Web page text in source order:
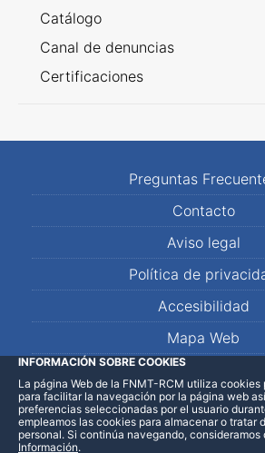
Catálogo
Canal de denuncias
Certificaciones
Preguntas
Contacto
Aviso legal
Política de
Accesibilidad
Mapa Web
LinkedInFacebookWhatsApp
INFORMACIÓN SOBRE COOKIES
La página Web de la FNMT-RCM utiliza
para facilitar la navegación por la página web
preferencias seleccionadas por el usuario
empleamos las cookies para almacenar o tratar
personal. Si continúa navegando, consideramos
Información.